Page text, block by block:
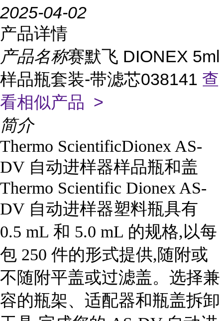
2025-04-02
产品详情
产品名称赛默飞 DIONEX 5ml
样品瓶套装-带滤芯038141 查
看相似产品 >
简介
Thermo ScientificDionex AS-
DV 自动进样器样品瓶和盖
Thermo Scientific Dionex AS-
DV 自动进样器塑料瓶具有
0.5 mL 和 5.0 mL 的规格,以每
包 250 件的形式提供,随附或
不随附平盖或过滤盖。选择兼
容的瓶架、适配器和瓶盖拆卸